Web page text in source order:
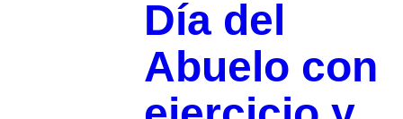
Día del
Abuelo con